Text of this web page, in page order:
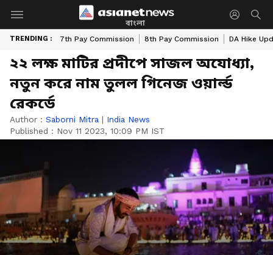
বাংলা
TRENDING : 7th Pay Commission 8th Pay Commission DA Hike
২২ লক্ষ মাটির প্রদীপে সাজল অযোধ্যা,
নতুন করে নাম তুলল গিনেজ ওয়ার্ল্ড
রেকর্ডে
Author : Saborni Mitra | India News
Published : Nov 11 2023, 10:09 PM IST